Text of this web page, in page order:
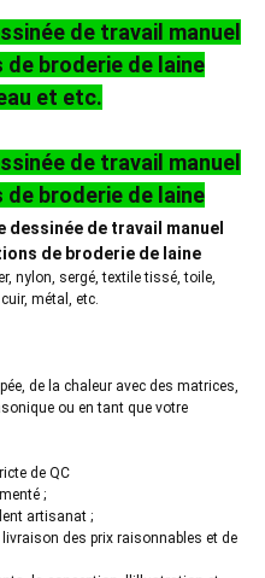
de travail manuel
broderie de laine
et etc.
de travail manuel
broderie de laine
dessinée de travail manuel
de broderie de laine
nylon, sergé, textile tissé, toile,
métal, etc.
de la chaleur avec des matrices,
ou en tant que votre
de QC
;
artisanat ;
des prix raisonnables et de